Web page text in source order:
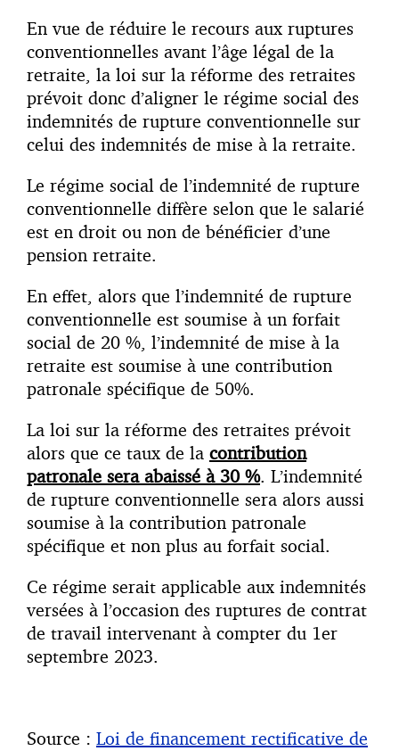
En vue de réduire le recours aux ruptures
conventionnelles avant l’âge légal de la
retraite, la loi sur la réforme des retraites
prévoit donc d’aligner le régime social des
indemnités de rupture conventionnelle sur
celui des indemnités de mise à la retraite.
Le régime social de l’indemnité de rupture
conventionnelle diffère selon que le salarié
est en droit ou non de bénéficier d’une
pension retraite.
En effet, alors que l’indemnité de rupture
conventionnelle est soumise à un forfait
social de 20 %, l’indemnité de mise à la
retraite est soumise à une contribution
patronale spécifique de 50%.
La loi sur la réforme des retraites prévoit
alors que ce taux de la contribution
patronale sera abaissé à 30 %. L’indemnité
de rupture conventionnelle sera alors aussi
soumise à la contribution patronale
spécifique et non plus au forfait social.
Ce régime serait applicable aux indemnités
versées à l’occasion des ruptures de contrat
de travail intervenant à compter du 1er
septembre 2023.
Source : Loi de financement rectificative de